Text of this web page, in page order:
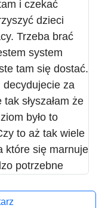
i czekać
dzieci
Trzeba brać
system
tam się dostać.
decydujecie za
słyszałam że
było to
to aż tak wiele
które się marnuje
potrzebne